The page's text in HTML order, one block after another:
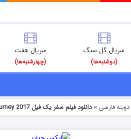
سریال گل سنگ
(دوشنبه‌ها)
سریال هفت
(چهارشنبه‌ها)
دوبله فارسی »دانلود فیلم سفر یک فیل An Elephant’s Journey 2017